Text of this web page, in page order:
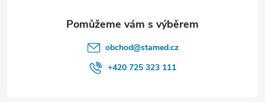
obchod@stamed.cz
+420 725 323 111